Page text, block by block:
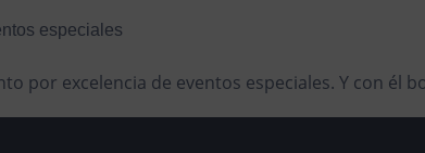
especiales
por excelencia de eventos especiales. Y con él